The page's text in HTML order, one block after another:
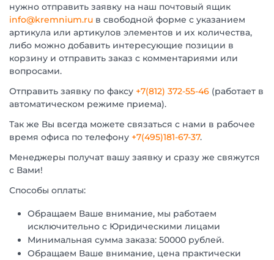
нужно отправить заявку на наш почтовый ящик
info@kremnium.ru в свободной форме с указанием
артикула или артикулов элементов и их количества,
либо можно добавить интересующие позиции в
корзину и отправить заказ с комментариями или
вопросами.
Отправить заявку по факсу +7(812) 372-55-46 (работает в
автоматическом режиме приема).
Так же Вы всегда можете связаться с нами в рабочее
время офиса по телефону +7(495)181-67-37.
Менеджеры получат вашу заявку и сразу же свяжутся
с Вами!
Способы оплаты:
Обращаем Ваше внимание, мы работаем
исключительно с Юридическими лицами
Минимальная сумма заказа: 50000 рублей.
Обращаем Ваше внимание, цена практически